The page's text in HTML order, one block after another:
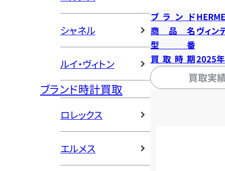
シャネル
ルイ・ヴィトン
ブランド時計買取
ロレックス
エルメス
ブランド
商品名 ヴィン
型番
買取時期2025
買取実